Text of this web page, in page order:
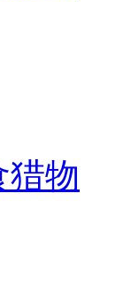
猎物